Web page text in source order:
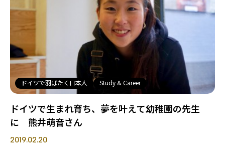
ドイツで羽ばたく日本人 Study & Career
ドイツで生まれ育ち、夢を叶えて幼稚園の先生
に 熊井萌音さん
2019.02.20